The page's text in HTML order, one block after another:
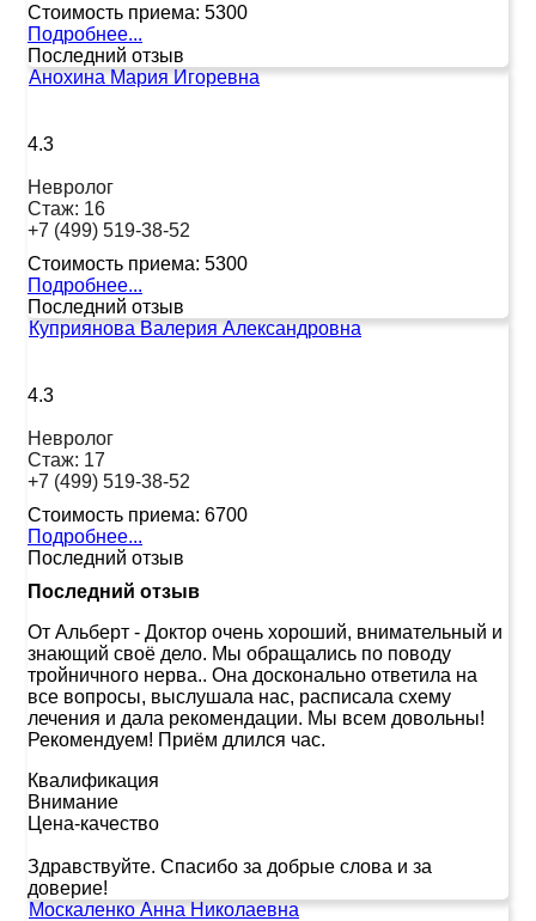
Стоимость приема: 5300
Подробнее...
Последний отзыв
Анохина Мария Игоревна
4.3
Невролог
Стаж: 16
+7 (499) 519-38-52
Стоимость приема: 5300
Подробнее...
Последний отзыв
Куприянова Валерия Александровна
4.3
Невролог
Стаж: 17
+7 (499) 519-38-52
Стоимость приема: 6700
Подробнее...
Последний отзыв
Последний отзыв
От Альберт - Доктор очень хороший, внимательный и
знающий своё дело. Мы обращались по поводу
тройничного нерва.. Она досконально ответила на
все вопросы, выслушала нас, расписала схему
лечения и дала рекомендации. Мы всем довольны!
Рекомендуем! Приём длился час.
Квалификация
Внимание
Цена-качество
Здравствуйте. Спасибо за добрые слова и за
доверие!
Москаленко Анна Николаевна